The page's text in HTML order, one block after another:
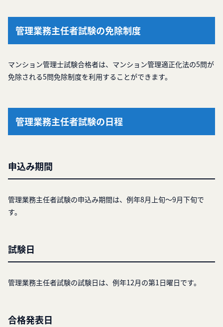
管理業務主任者試験の免除制度
マンション管理士試験合格者は、マンション管理適正化法の5問が
免除される5問免除制度を利用することができます。
管理業務主任者試験の日程
申込み期間
管理業務主任者試験の申込み期間は、例年8月上旬～9月下旬で
す。
試験日
管理業務主任者試験の試験日は、例年12月の第1日曜日です。
合格発表日